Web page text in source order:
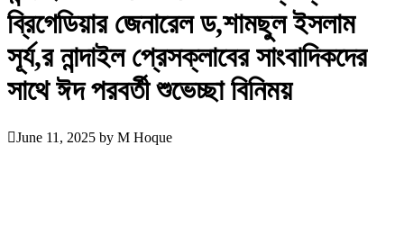
ব্রিগেডিয়ার জেনারেল ড,শামছুল ইসলাম
সূর্য,র নান্দাইল প্রেসক্লাবের সাংবাদিকদের
সাথে ঈদ পরবর্তী শুভেচ্ছা বিনিময়
June 11, 2025 by M Hoque